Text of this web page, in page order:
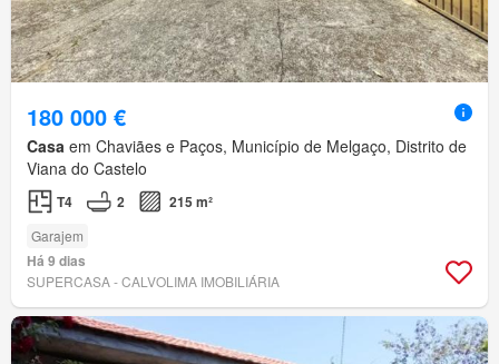
180 000 €
Casa em Chaviães e Paços, Município de Melgaço, Distrito de
Viana do Castelo
T4 2 215 m²
Garajem
Há 9 dias
SUPERCASA - CALVOLIMA IMOBILIÁRIA